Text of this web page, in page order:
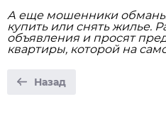
А еще мошенники
купить или снять жилье.
объявления и просят
квартиры, которой на
Назад